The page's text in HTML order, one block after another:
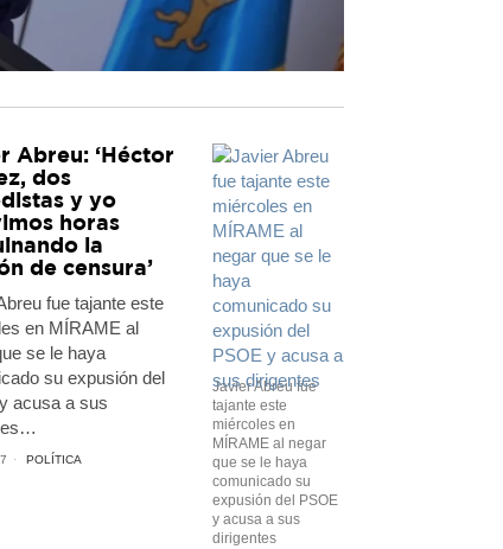
Javier Abreu fue
tajante este
miércoles en
MÍRAME al negar
que se le haya
comunicado su
expusión del PSOE
y acusa a sus
dirigentes
Abreu: ‘Héctor
dos
y yo
horas
la
de censura’
fue tajante este
en MÍRAME al
se le haya
su expusión del
acusa a sus
POLÍTICA